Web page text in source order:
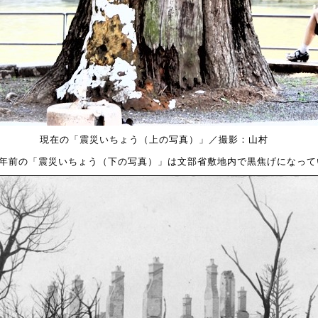
現在の「震災いちょう（上の写真）」／撮影：山村
前の「震災いちょう（下の写真）」は文部省敷地内で黒焦げになっ